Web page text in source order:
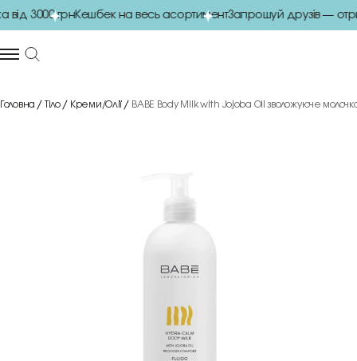
3000 грнКешбек на весь асортиментЗапрошуй друзів —
Головна Тіло Креми/Олії BABE Body Milk with Jojoba Oil зволожуюче